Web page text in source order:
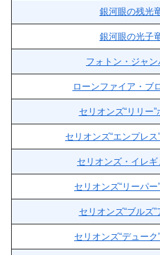
銀河眼の残光
銀河眼の光子
フォトン・ジャン
ローンファイア・ブ
セリオンズ“リリー”
セリオンズ“エンプレス
セリオンズ・イレギ
セリオンズ“リーパー
セリオンズ“ブルズ”
セリオンズ“デューク